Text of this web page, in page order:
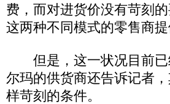
费，而对进货价没有苛刻
这两种不同模式的零售商
但是，这一状况目前已
尔玛的供货商还告诉记者
样苛刻的条件。